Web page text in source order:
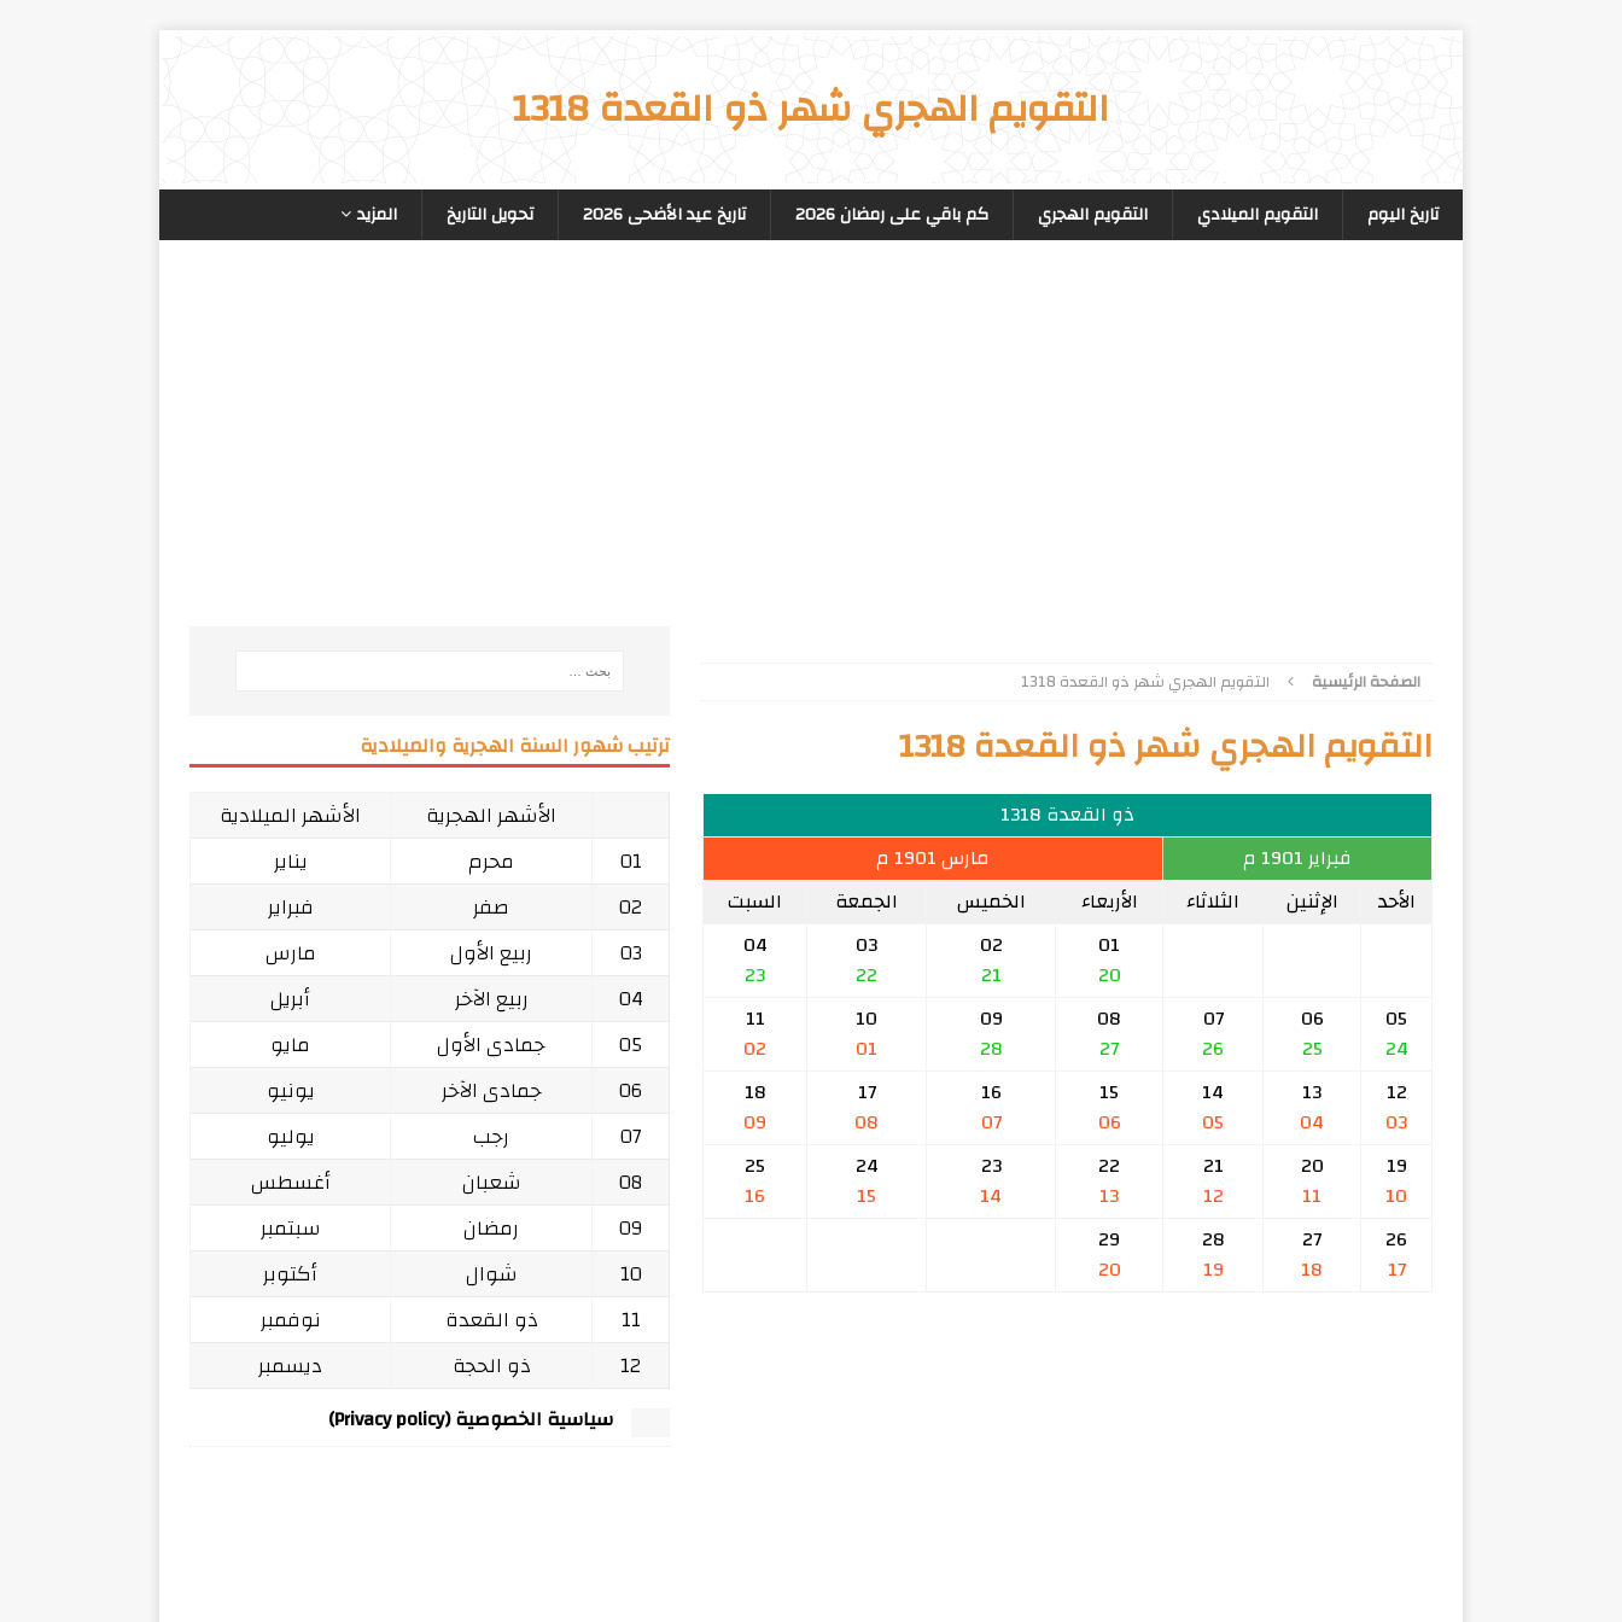
التقويم الهجري شهر ذو القعدة 1318
تاريخ اليوم التقويم الميلادي التقويم الهجري كم باقي على رمضان 2026 تاريخ عيد الأضحى 2026 تحويل التاريخ المزيد
الصفحة الرئيسية التقويم الهجري شهر ذو القعدة 1318
التقويم الهجري شهر ذو القعدة 1318
ذو القعدة 1318
فبراير 1901 م
مارس 1901 م
الأحد
الإثنين الثلاثاء الأربعاء الخميس الجمعة
السبت
01
20
02
21
03
22
04
23
05
24
06
25
07
26
08
27
09
28
10
01
11
02
12
03
13
04
14
05
15
06
16
07
17
08
18
09
19
10
20
11
21
12
22
13
23
14
24
15
25
16
26
17
27
18
28
19
29
20
ترتيب شهور السنة الهجرية والميلادية
الأشهر الهجرية
الأشهر الميلادية
01
محرم
يناير
02
صفر
فبراير
03
ربيع الأول
مارس
04
ربيع الآخر
أبريل
05
جمادى الأول
مايو
06
جمادى الآخر
يونيو
07
رجب
يوليو
08
شعبان
أغسطس
09
رمضان
سبتمبر
10
شوال
أكتوبر
11
ذو القعدة
نوفمبر
12
ذو الحجة ديسمبر
سياسية الخصوصية (Privacy policy)